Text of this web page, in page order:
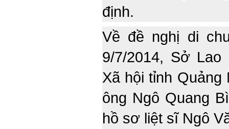
định.
Về đề nghị di
9/7/2014, Sở
Xã hội tỉnh
ông Ngô Quang
hồ sơ liệt sĩ Ngô